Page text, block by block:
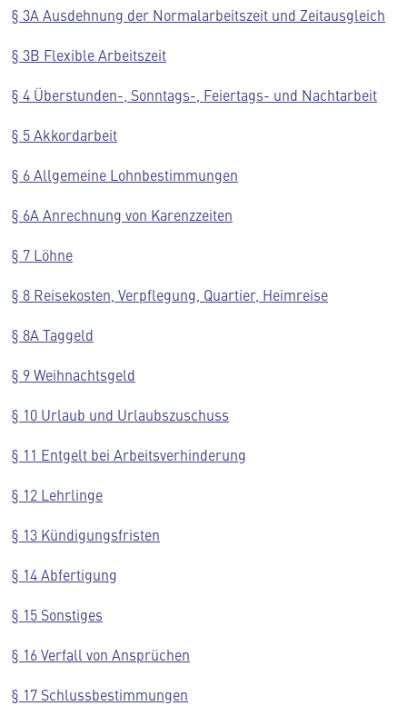
§ 3A Ausdehnung der Normalarbeitszeit und Zeitausgleich
§ 3B Flexible Arbeitszeit
§ 4 Überstunden-, Sonntags-, Feiertags- und Nachtarbeit
§ 5 Akkordarbeit
§ 6 Allgemeine Lohnbestimmungen
§ 6A Anrechnung von Karenzzeiten
§ 7 Löhne
§ 8 Reisekosten, Verpflegung, Quartier, Heimreise
§ 8A Taggeld
§ 9 Weihnachtsgeld
§ 10 Urlaub und Urlaubszuschuss
§ 11 Entgelt bei Arbeitsverhinderung
§ 12 Lehrlinge
§ 13 Kündigungsfristen
§ 14 Abfertigung
§ 15 Sonstiges
§ 16 Verfall von Ansprüchen
§ 17 Schlussbestimmungen